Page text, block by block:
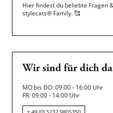
Hier findest du beliebte Fragen
stylecats® Family.🥰
Wir sind für dich
MO bis DO: 09:00 - 16:00 Uhr
FR: 09:00 - 14:00 Uhr